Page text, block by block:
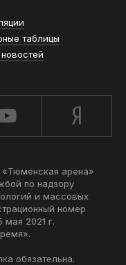
таблицы
«Тюменская арена»
по надзору
и массовых
номер
2021 г.
обязательна.